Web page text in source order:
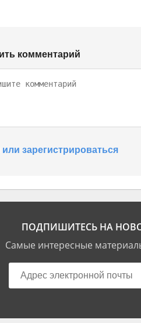
комментарий
или зарегистрироваться
ПОДПИШИТЕСЬ НА
Самые интересные